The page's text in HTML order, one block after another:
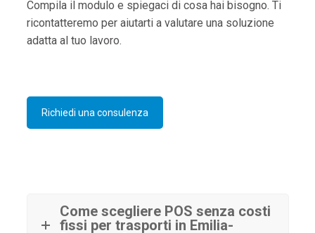
Compila il modulo e spiegaci di cosa hai bisogno. Ti
ricontatteremo per aiutarti a valutare una soluzione
adatta al tuo lavoro.
Richiedi una consulenza
Come scegliere POS senza costi
fissi per trasporti in Emilia-